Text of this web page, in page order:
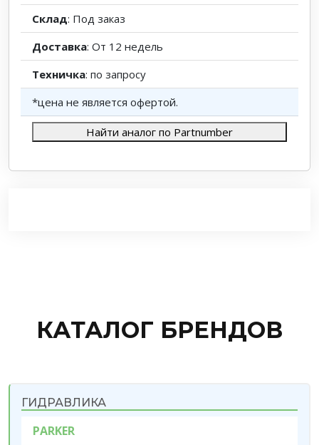
Склад: Под заказ
Доставка: От 12 недель
Техничка: по запросу
*цена не является офертой.
Найти аналог по Partnumber
КАТАЛОГ БРЕНДОВ
ГИДРАВЛИКА
PARKER